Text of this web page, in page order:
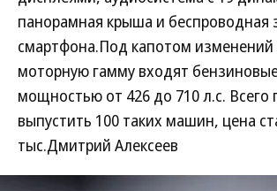
панорамная крыша и беспроводная
смартфона.Под капотом изменений
моторную гамму входят
мощностью от 426 до 710 л.с. Всего
выпустить 100 таких машин, цена
тыс.Дмитрий Алексеев